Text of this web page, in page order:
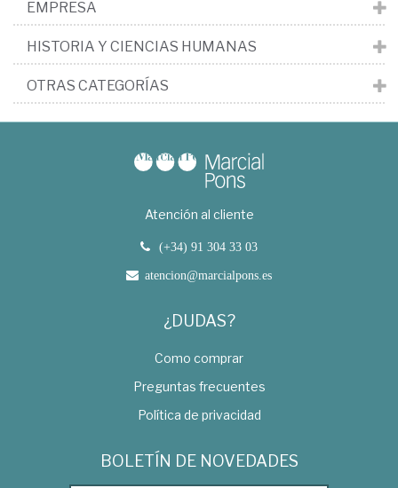
EMPRESA
HISTORIA Y CIENCIAS HUMANAS
OTRAS CATEGORÍAS
Atención al cliente
(+34) 91 304 33 03
atencion@marcialpons.es
¿DUDAS?
Como comprar
Preguntas frecuentes
Política de privacidad
BOLETÍN DE NOVEDADES